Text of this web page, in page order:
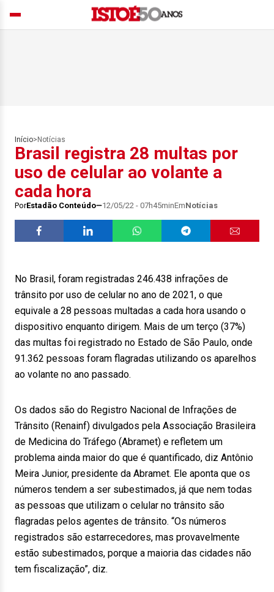
Início> Notícias
Brasil registra 28 multas por
uso de celular ao volante a
cada hora
PorEstadão Conteúdo 12/05/22 - 07h45minEmNotícias
No Brasil, foram registradas 246.438 infrações de
trânsito por uso de celular no ano de 2021, o que
equivale a 28 pessoas multadas a cada hora usando o
dispositivo enquanto dirigem. Mais de um terço (37%)
das multas foi registrado no Estado de São Paulo, onde
91.362 pessoas foram flagradas utilizando os aparelhos
ao volante no ano passado.
Os dados são do Registro Nacional de Infrações de
Trânsito (Renainf) divulgados pela Associação Brasileira
de Medicina do Tráfego (Abramet) e refletem um
problema ainda maior do que é quantificado, diz Antônio
Meira Junior, presidente da Abramet. Ele aponta que os
números tendem a ser subestimados, já que nem todas
as pessoas que utilizam o celular no trânsito são
flagradas pelos agentes de trânsito. “Os números
registrados são estarrecedores, mas provavelmente
estão subestimados, porque a maioria das cidades não
tem fiscalização”, diz.